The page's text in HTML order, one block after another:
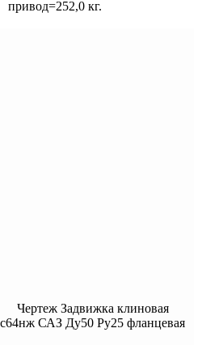
привод=252,0 кг.